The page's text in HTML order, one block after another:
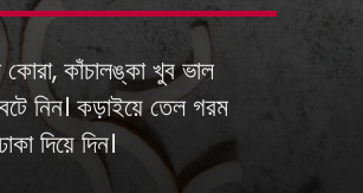
কাঁচালঙ্কা খুব ভাল
নিন। কড়াইয়ে তেল গরম
দিয়ে দিন।